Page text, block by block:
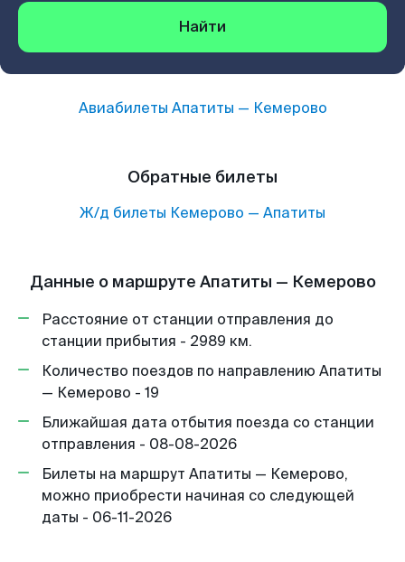
Найти
Авиабилеты Апатиты — Кемерово
Обратные билеты
Ж/д билеты Кемерово — Апатиты
Данные о маршруте Апатиты — Кемерово
Расстояние от станции отправления до
станции прибытия - 2989 км.
Количество поездов по направлению Апатиты
— Кемерово - 19
Ближайшая дата отбытия поезда со станции
отправления - 08-08-2026
Билеты на маршрут Апатиты — Кемерово,
можно приобрести начиная со следующей
даты - 06-11-2026